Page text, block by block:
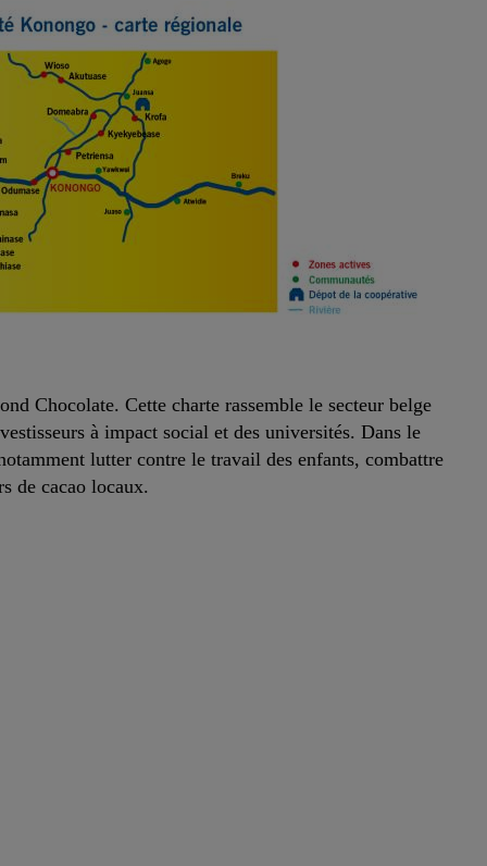
Chocolate. Cette charte rassemble le secteur belge
à impact social et des universités. Dans le
lutter contre le travail des enfants, combattre
de cacao locaux.